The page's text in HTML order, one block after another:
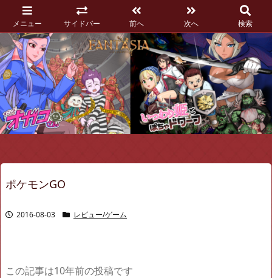
メニュー サイドバー 前へ 次へ 検索
ポケモンGO
2016-08-03 レビュー/ゲーム
この記事は10年前の投稿です